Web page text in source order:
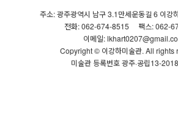
주소: 광주광역시 남구 3.1만세운동길 6 이강
전화: 062-674-8515
팩스: 062-
이메일:
Copyright © 이강하미술관. All rights
미술관 등록번호 광주·공립13-